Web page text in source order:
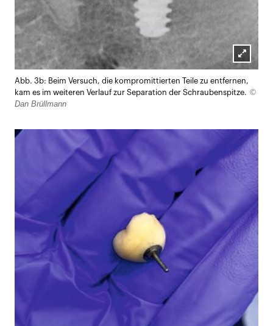
öffnen
Abb. 3b: Beim Versuch, die kompromittierten Teile zu entfernen,
kam es im weiteren Verlauf zur Separation der Schraubenspitze. ©
Dan Brüllmann